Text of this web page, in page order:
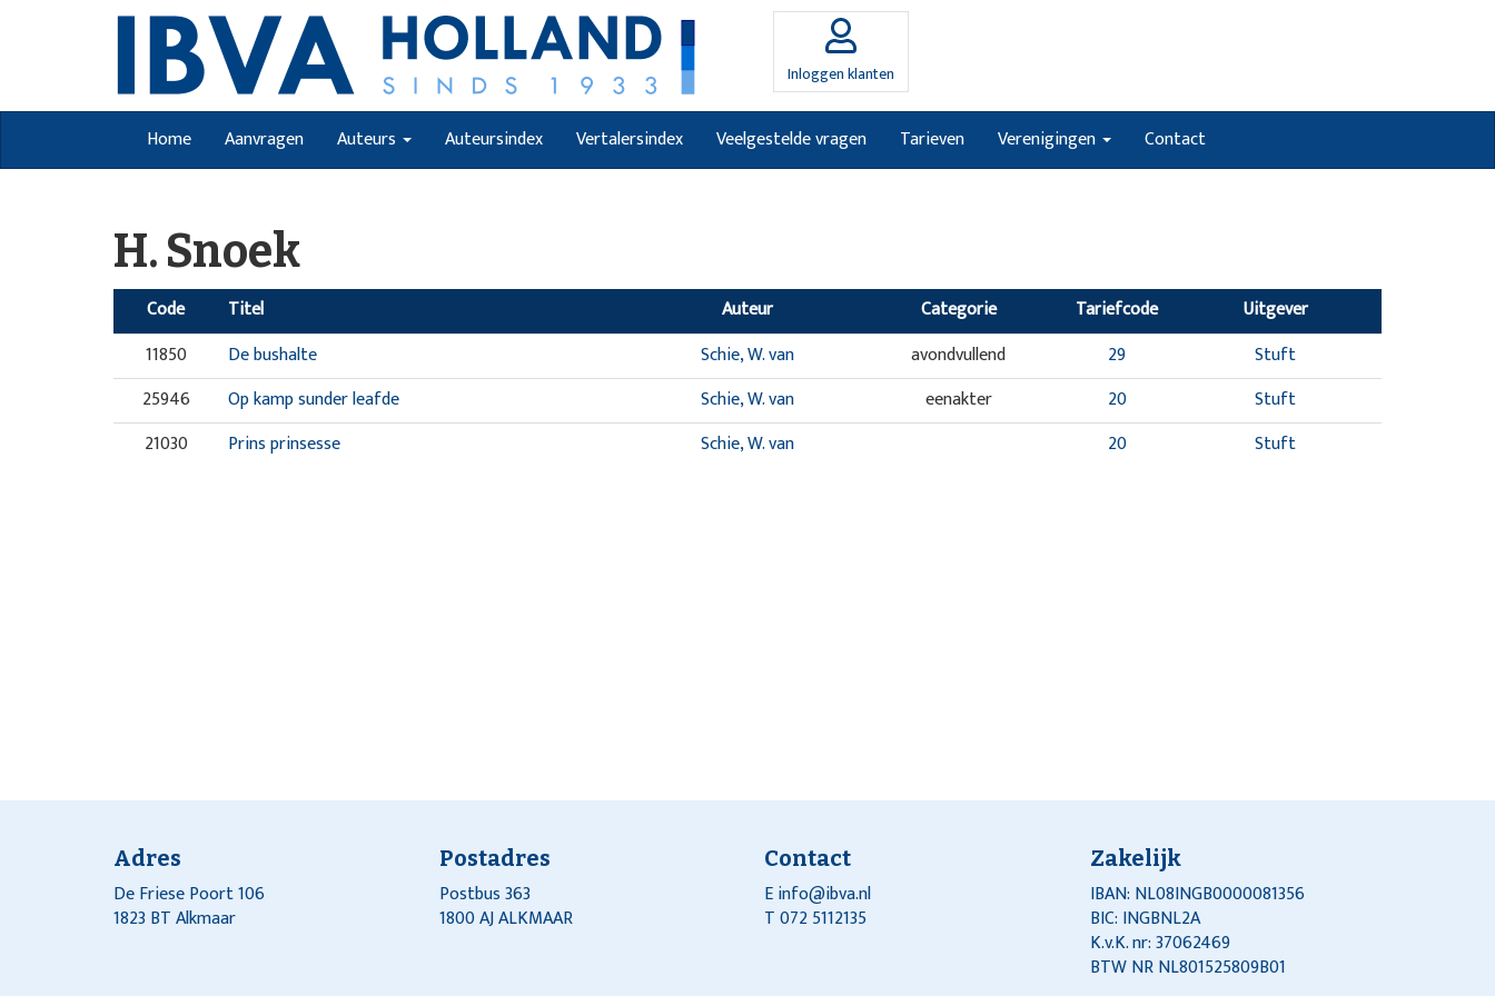
Inloggen klanten
Home Aanvragen Auteurs Auteursindex Vertalersindex Veelgestelde vragen Tarieven Verenigingen Contact
H. Snoek
Code Titel Auteur Categorie Tariefcode
Uitgever
11850
De bushalte Schie, W. van avondvullend 29
Stuft
25946
Op kamp sunder leafde Schie, W. van eenakter 20
Stuft
21030
Prins prinsesse Schie, W. van 20 Stuft
Adres
De Friese Poort 106
1823 BT Alkmaar
Postadres
Postbus 363
1800 AJ ALKMAAR
Contact
Einfo@ibva.nl
T 072 5112135
Zakelijk
IBAN: NL08INGB0000081356
BIC: INGBNL2A
K.v.K. nr: 37062469
BTW NR NL801525809B01